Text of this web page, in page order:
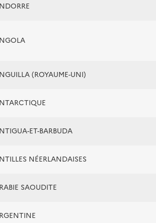
(ROYAUME-UNI)
ET-BARBUDA
NÉERLANDAISES
SAOUDITE